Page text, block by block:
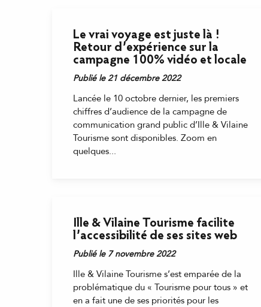
Le vrai voyage est juste là !
Retour d’expérience sur la
campagne 100% vidéo et locale
Publié le 21 décembre 2022
Lancée le 10 octobre dernier, les premiers
chiffres d’audience de la campagne de
communication grand public d’Ille & Vilaine
Tourisme sont disponibles. Zoom en
quelques...
Ille & Vilaine Tourisme facilite
l’accessibilité de ses sites web
Publié le 7 novembre 2022
Ille & Vilaine Tourisme s’est emparée de la
problématique du « Tourisme pour tous » et
en a fait une de ses priorités pour les